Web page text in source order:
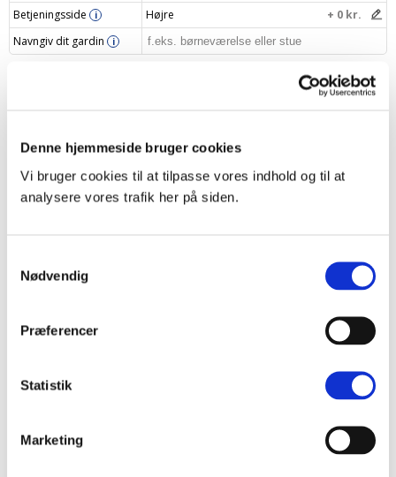
Denne hjemmeside bruger cookies
Vi bruger cookies til at tilpasse vores indhold og til at
analysere vores trafik her på siden.
Nødvendig
Præferencer
Statistik
Marketing
Betjeningsside
i Højre
+ 0 kr.
Navngiv dit gardin
i
Din pris1009 kr.
Specifikationer